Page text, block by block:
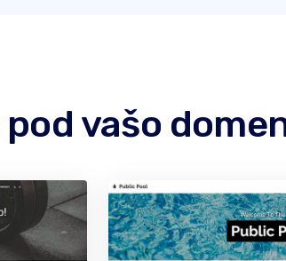
vašo